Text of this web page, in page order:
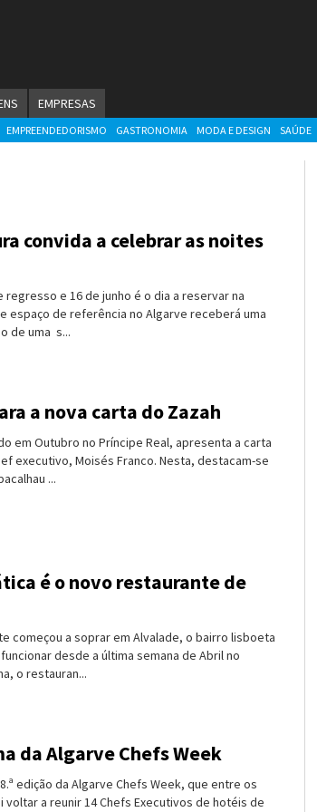
EMPRESAS
EMPREENDEDORISMO GASTRONOMIA MODA E DESIGN SAÚDE
convida a celebrar as noites
regresso e 16 de junho é o dia a reservar na
espaço de referência no Algarve receberá uma
de uma s...
a nova carta do Zazah
em Outubro no Príncipe Real, apresenta a carta
executivo, Moisés Franco. Nesta, destacam-se
...
é o novo restaurante de
começou a soprar em Alvalade, o bairro lisboeta
desde a última semana de Abril no
o restauran...
da Algarve Chefs Week
edição da Algarve Chefs Week, que entre os
voltar a reunir 14 Chefs Executivos de hotéis de